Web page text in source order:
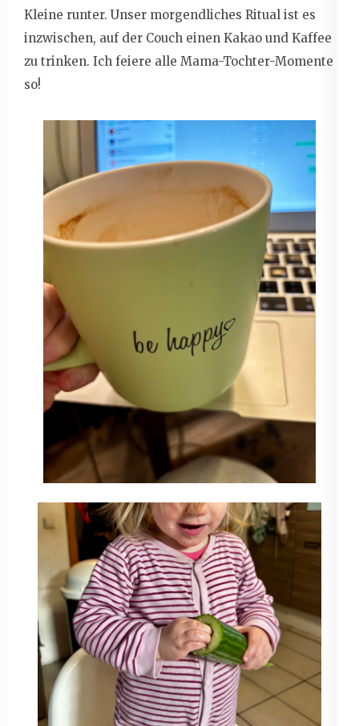
Kleine runter. Unser morgendliches Ritual ist es
inzwischen, auf der Couch einen Kakao und Kaffee
zu trinken. Ich feiere alle Mama-Tochter-Momente
so!